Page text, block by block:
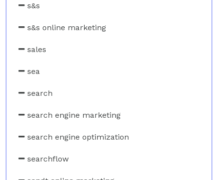
s&s
s&s online marketing
sales
sea
search
search engine marketing
search engine optimization
searchflow